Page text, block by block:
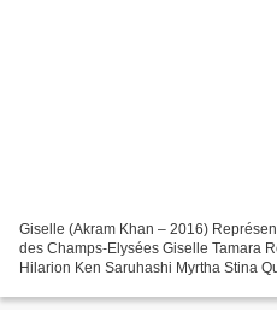
Giselle (Akram Khan – 2016)
des Champs-Elysées Giselle Tamara
Hilarion Ken Saruhashi Myrtha Stina